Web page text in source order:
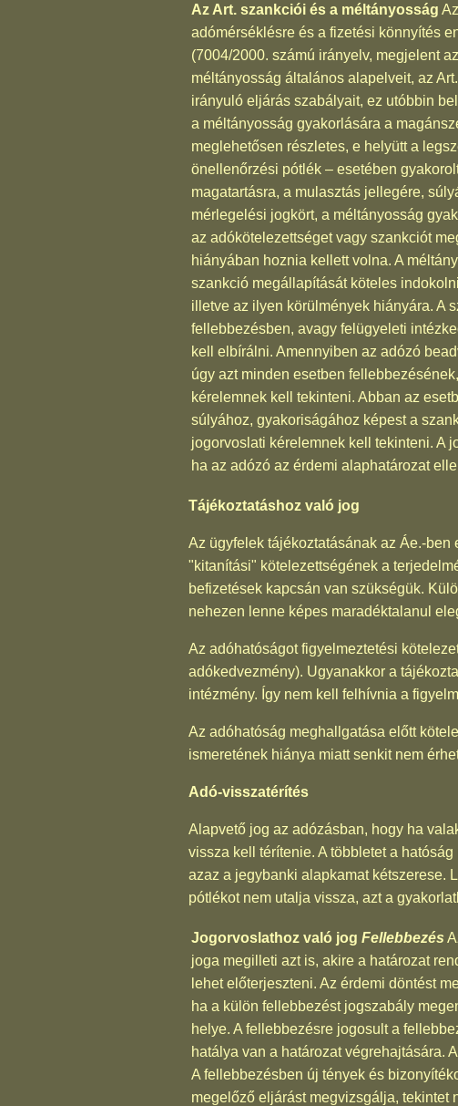
Az Art. szankciói és a méltányosság
adómérséklésre és a fizetési könnyítés
(7004/2000. számú irányelv, megjelent
méltányosság általános alapelveit, az
irányuló eljárás szabályait, ez utóbbin
a méltányosság gyakorlására a
meglehetősen részletes, e helyütt a
önellenőrzési pótlék – esetében
magatartásra, a mulasztás jellegére,
mérlegelési jogkört, a méltányosság
az adókötelezettséget vagy szankciót
hiányában hoznia kellett volna. A
szankció megállapítását köteles
illetve az ilyen körülmények hiányára. A
fellebbezésben, avagy felügyeleti
kell elbírálni. Amennyiben az adózó
úgy azt minden esetben
kérelemnek kell tekinteni. Abban az
súlyához, gyakoriságához képest a
jogorvoslati kérelemnek kell tekinteni. A
ha az adózó az érdemi alaphatározat
Tájékoztatáshoz való jog
Az ügyfelek tájékoztatásának az Áe.-
"kitanítási" kötelezettségének a
befizetések kapcsán van szükségük.
nehezen lenne képes maradéktalanul
Az adóhatóságot figyelmeztetési
adókedvezmény). Ugyanakkor a
intézmény. Így nem kell felhívnia a
Az adóhatóság meghallgatása előtt
ismeretének hiánya miatt senkit nem
Adó-visszatérítés
Alapvető jog az adózásban, hogy ha
vissza kell térítenie. A többletet a
azaz a jegybanki alapkamat kétszerese.
pótlékot nem utalja vissza, azt a
Jogorvoslathoz való jog Fellebbezés
joga megilleti azt is, akire a határozat
lehet előterjeszteni. Az érdemi döntést
ha a külön fellebbezést jogszabály
helye. A fellebbezésre jogosult a
hatálya van a határozat végrehajtására.
A fellebbezésben új tények és
megelőző eljárást megvizsgálja, tekintet